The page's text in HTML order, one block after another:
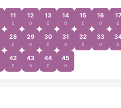
11
0
12
0
13
0
14
0
15
0
16
0
17
0
28
0
29
0
30
0
31
0
32
0
33
0 0
42
0
43
0
44
0
45
0